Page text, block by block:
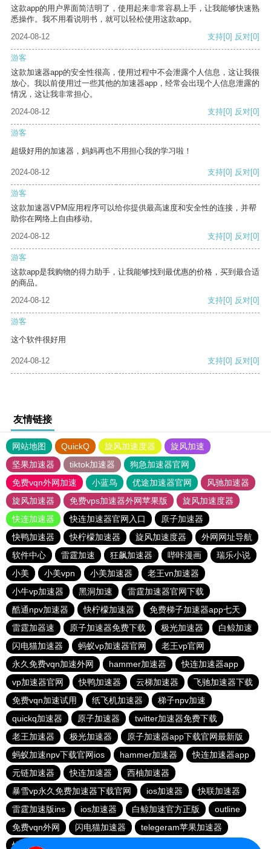
这款app的用户界面简洁明了，使用起来非常容易上手，让我能够快速熟
悉操作。我不用看说明书，就可以轻松使用这款app。
2024-08-12
支持[0] 反对[0]
游客
这款加速器app的安全性很高，使用过程中不会泄露个人信息，这让我很
放心。我以前使用过一些其他的加速器app，经常会出现个人信息泄露的
情况，这让我非常担心。
2024-08-12
支持[0] 反对[0]
游客
超级好用的加速器，妈妈再也不用担心我的学习啦！
2024-08-12 支持[0] 反对[0]
游客
这款加速器VPM应用程序可以给你提供最高速度和安全性的连接，并帮
助你在网络上自由移动。
2024-08-12
支持[0] 反对[0]
游客
这款app是我购物的得力助手，让我能够找到最优惠的价格，买到最合适
的商品。
2024-08-12
支持[0] 反对[0]
游客
这个软件很好用
2024-08-12 支持[0] 反对[0]
友情链接
网站地图 QuickQ 旋风加速度器
旋风加速
坚果加速器
tiktok加速器
狗急加速器官网
免费vqn外网加速
小蓝鸟 优途加速器官网
风驰加速器
旋风加速器
免费vps加速器外网苹果版
旋风加速度器
快连加速器
快连加速器官网入口
原子加速器
快鸭加速器
快柠檬加速器 旋风加速度器
外网网址导航
软件中心
雷霆加速 狂飙加速器 哔咔漫画
瑞乐小说
小美
小美vpn 小美加速器
老王vn加速器
小牛vp加速器
黑洞加速
雷霆加速器官网下载
酷通npv加速器
快柠檬加速器
免费梯子加速器app七天
雷霆加器速
原子加速器免费下载 极光加速器
白鲸加速
闪电猫加速器
蚂蚁vp加速器官网
老王vp官网
永久免费vqn加速外网
hammer加速器
快连加速器app
vp加速器官网
快鸭加速器 云梯加速器
飞驰加速器下载
免费vqn加速试用
纸飞机加速器
梯子npv加速
quickq加速器
原子加速器
twitter加速器免费下载
老王加速器
极光加速器
原子加速器app下载官网最新版
蚂蚁加速npv下载官网ios
hammer加速器
快连加速器app
元链加速器
快连加速器
西柚加速器
暴雪vp永久免费加速器下载官网
ios加速器
快联加速器
雷霆加速版ins
ios加速器 白鲸加速官方正版
outline
免费vqn外网
闪电猫加速器
telegeram苹果加速器
快连lets加速器